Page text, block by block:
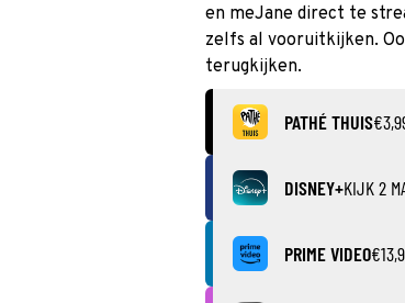
en meJane direct te
zelfs al vooruitkijken.
terugkijken.
PATHÉ THUIS
DISNEY+KIJK 2
PRIME VIDEO